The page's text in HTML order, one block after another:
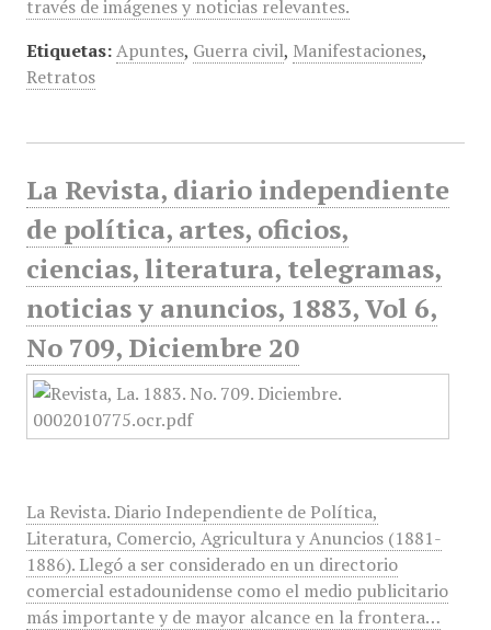
través de imágenes y noticias relevantes.
Etiquetas: Apuntes, Guerra civil, Manifestaciones,
Retratos
La Revista, diario independiente
de política, artes, oficios,
ciencias, literatura, telegramas,
noticias y anuncios, 1883, Vol 6,
No 709, Diciembre 20
La Revista. Diario Independiente de Política,
Literatura, Comercio, Agricultura y Anuncios (1881-
1886). Llegó a ser considerado en un directorio
comercial estadounidense como el medio publicitario
más importante y de mayor alcance en la frontera…